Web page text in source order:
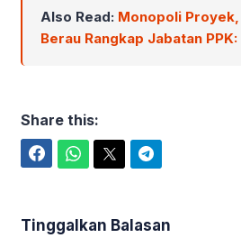
Also Read: Monopoli
Berau Rangkap Jabatan
Share this:
Tinggalkan Balasan